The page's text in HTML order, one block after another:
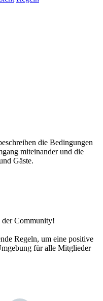
die Bedingungen
miteinander und die
Gäste.
Community!
Regeln, um eine positive
für alle Mitglieder